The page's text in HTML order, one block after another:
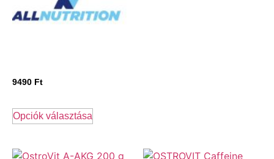
9490 Ft
Opciók választása